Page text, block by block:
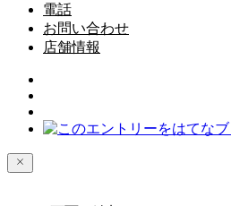
電話
お問い合わせ
店舗情報